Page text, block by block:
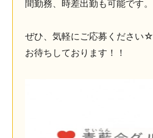
間勤務、時差出勤も可能です。
ぜひ、気軽にご応募ください☆
お待ちしております！！